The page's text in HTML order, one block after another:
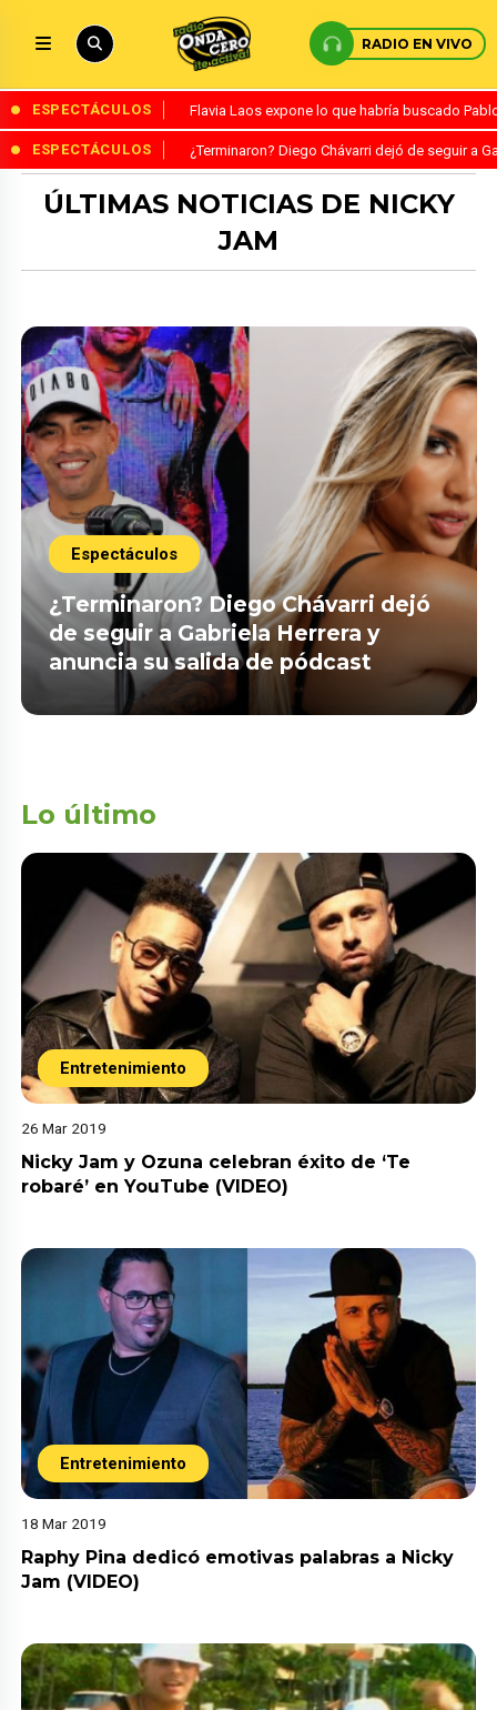
RADIO EN VIVO
ESPECTÁCULOS Flavia Laos expone lo que habría buscado
ESPECTÁCULOS ¿Terminaron? Diego Chávarri dejó de seguir a
ÚLTIMAS NOTICIAS DE NICKY
JAM
Espectáculos
¿Terminaron? Diego Chávarri dejó
de seguir a Gabriela Herrera y
anuncia su salida de pódcast
Lo último
Entretenimiento
26 Mar 2019
Nicky Jam y Ozuna celebran éxito de ‘Te
robaré’ en YouTube (VIDEO)
Entretenimiento
18 Mar 2019
Raphy Pina dedicó emotivas palabras a Nicky
Jam (VIDEO)